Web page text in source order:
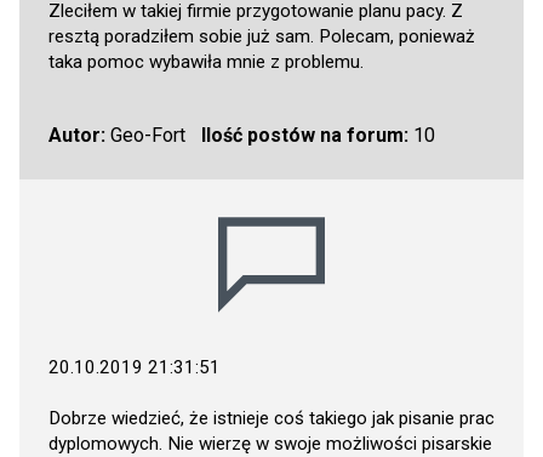
Zleciłem w takiej firmie przygotowanie planu pacy. Z
resztą poradziłem sobie już sam. Polecam, ponieważ
taka pomoc wybawiła mnie z problemu.
Autor: Geo-Fort Ilość postów na forum:10
20.10.2019 21:31:51
Dobrze wiedzieć, że istnieje coś takiego jak pisanie prac
dyplomowych. Nie wierzę w swoje możliwości pisarskie